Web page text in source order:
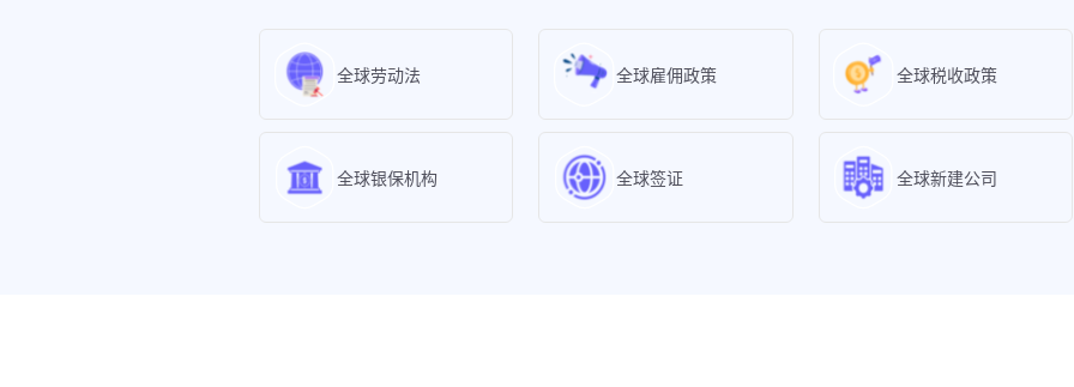
全球劳动法 全球雇佣政策 全球税收政策
全球银保机构 全球签证 全球新建公司